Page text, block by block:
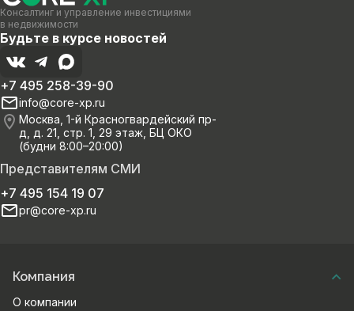
Консалтинг и управление инвестициями
в недвижимости
Будьте в курсе новостей
Представителям СМИ
+7 495 154 19 07
pr@core-xp.ru
+7 495 258-39-90
info@core-xp.ru
Москва, 1-й Красногвардейский пр-
д, д. 21, стр. 1, 29 этаж, БЦ ОКО
(будни 8:00–20:00)
Компания
О компании